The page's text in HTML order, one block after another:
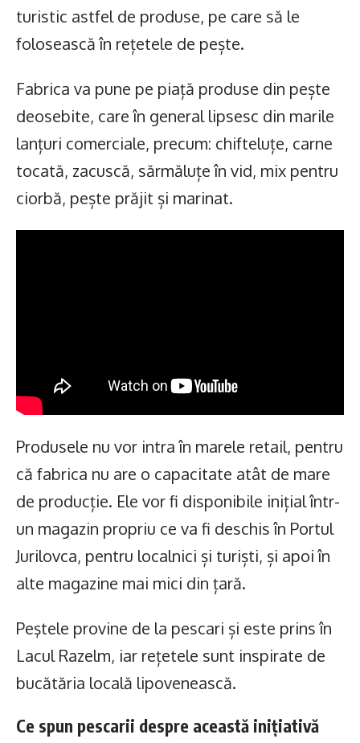
turistic astfel de produse, pe care să le
folosească în rețetele de pește.
Fabrica va pune pe piață produse din pește
deosebite, care în general lipsesc din marile
lanțuri comerciale, precum: chifteluțe, carne
tocată, zacuscă, sărmăluțe în vid, mix pentru
ciorbă, pește prăjit și marinat.
Produsele nu vor intra în marele retail, pentru
că fabrica nu are o capacitate atât de mare
de producție. Ele vor fi disponibile inițial într-
un magazin propriu ce va fi deschis în Portul
Jurilovca, pentru localnici și turiști, și apoi în
alte magazine mai mici din țară.
Peştele provine de la pescari și este prins în
Lacul Razelm, iar rețetele sunt inspirate de
bucătăria locală lipovenească.
Ce spun pescarii despre această inițiativă